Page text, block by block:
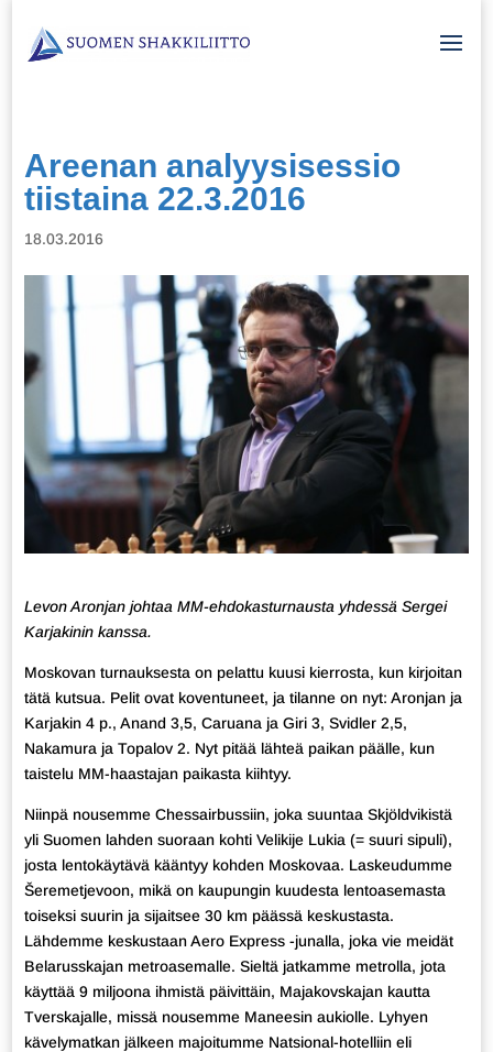
Areenan analyysisessio
tiistaina 22.3.2016
18.03.2016
Levon Aronjan johtaa MM-ehdokasturnausta yhdessä Sergei
Karjakinin kanssa.
Moskovan turnauksesta on pelattu kuusi kierrosta, kun kirjoitan
tätä kutsua. Pelit ovat koventuneet, ja tilanne on nyt: Aronjan ja
Karjakin 4 p., Anand 3,5, Caruana ja Giri 3, Svidler 2,5,
Nakamura ja Topalov 2. Nyt pitää lähteä paikan päälle, kun
taistelu MM-haastajan paikasta kiihtyy.
Niinpä nousemme Chessairbussiin, joka suuntaa Skjöldvikistä
yli Suomen lahden suoraan kohti Velikije Lukia (= suuri sipuli),
josta lentokäytävä kääntyy kohden Moskovaa. Laskeudumme
Šeremetjevoon, mikä on kaupungin kuudesta lentoasemasta
toiseksi suurin ja sijaitsee 30 km päässä keskustasta.
Lähdemme keskustaan Aero Express -junalla, joka vie meidät
Belarusskajan metroasemalle. Sieltä jatkamme metrolla, jota
käyttää 9 miljoona ihmistä päivittäin, Majakovskajan kautta
Tverskajalle, missä nousemme Maneesin aukiolle. Lyhyen
kävelymatkan jälkeen majoitumme Natsional-hotelliin eli